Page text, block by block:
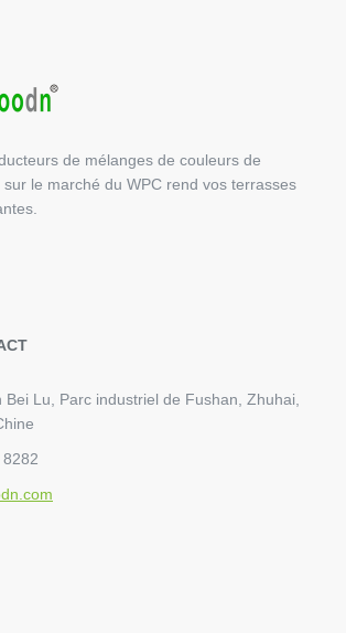
de mélanges de couleurs de
le marché du WPC rend vos terrasses
Bei Lu, Parc industriel de Fushan, Zhuhai,